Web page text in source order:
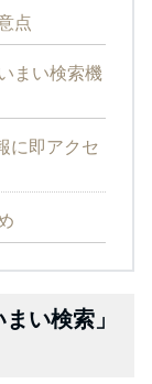
点
まい検索機
に即アクセ
い検索」